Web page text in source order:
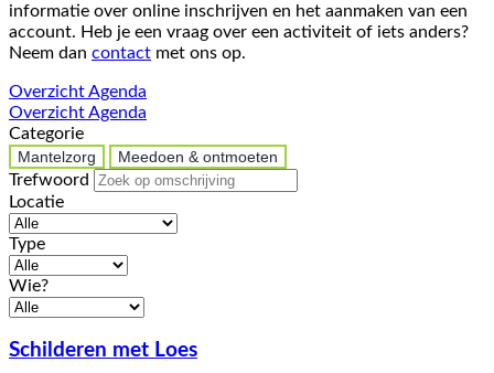
informatie over online inschrijven en het aanmaken van een
account. Heb je een vraag over een activiteit of iets anders?
Neem dan contact met ons op.
OverzichtAgenda
OverzichtAgenda
Categorie
Mantelzorg
Meedoen & ontmoeten
Trefwoord
Locatie
Type
Wie?
Activiteiten
Schilderen met Loes